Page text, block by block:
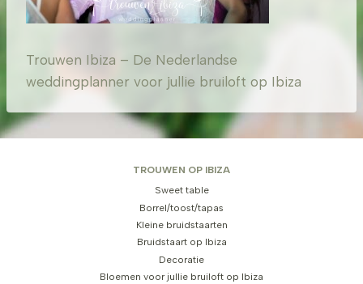
Trouwen Ibiza – De Nederlandse
weddingplanner voor jullie bruiloft op Ibiza
TROUWEN OP IBIZA
Sweet table
Borrel/toost/tapas
Kleine bruidstaarten
Bruidstaart op Ibiza
Decoratie
Bloemen voor jullie bruiloft op Ibiza